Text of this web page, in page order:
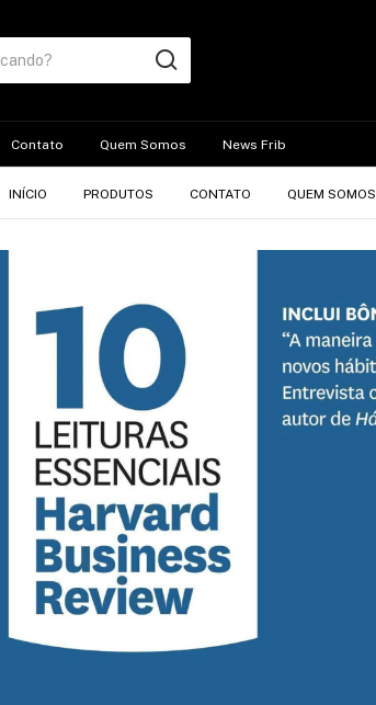
Contato Quem Somos News Frib
INÍCIO PRODUTOS CONTATO QUEM SOMOS